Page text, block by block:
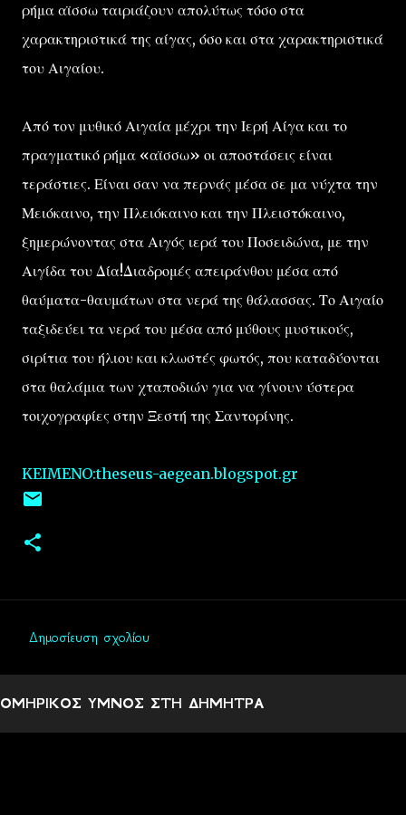
ρήμα αϊσσω ταιριάζουν απολύτως τόσο στα
χαρακτηριστικά της αίγας, όσο και στα χαρακτηριστικά
του Αιγαίου.
Από τον μυθικό Αιγαία μέχρι την Ιερή Αίγα και το
πραγματικό ρήμα «αϊσσω» οι αποστάσεις είναι
τεράστιες. Είναι σαν να περνάς μέσα σε μα νύχτα την
Μειόκαινο, την Πλειόκαινο και την Πλειστόκαινο,
ξημερώνοντας στα Αιγός ιερά του Ποσειδώνα, με την
Αιγίδα του Δία!Διαδρομές απειράνθου μέσα από
θαύματα-θαυμάτων στα νερά της θάλασσας. Το Αιγαίο
ταξιδεύει τα νερά του μέσα από μύθους μυστικούς,
σιρίτια του ήλιου και κλωστές φωτός, που καταδύονται
στα θαλάμια των χταποδιών για να γίνουν ύστερα
τοιχογραφίες στην Ξεστή της Σαντορίνης.
KEIMENO:theseus-aegean.blogspot.gr
ό
λ
Δημοσίευση σχολίου
ΟΜΗΡΙΚΟΣ ΥΜΝΟΣ ΣΤΗ ΔΗΜΗΤΡΑ